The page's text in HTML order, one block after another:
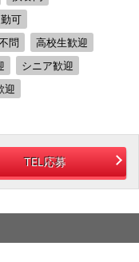
可
問
高校生歓迎
シニア歓迎
迎
TEL応募